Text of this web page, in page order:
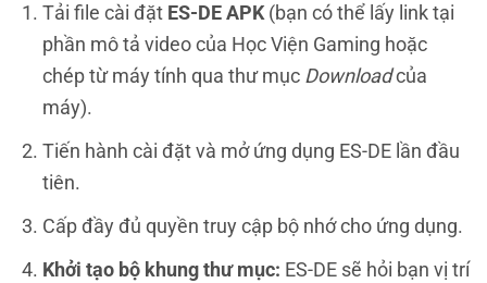
Tải file cài đặt ES-DE APK(bạn có thể lấy link tại
phần mô tả video của Học Viện Gaming hoặc
chép từ máy tính qua thư mục Downloadcủa
máy).
Tiến hành cài đặt và mở ứng dụng ES-DE lần đầu
tiên.
Cấp đầy đủ quyền truy cập bộ nhớ cho ứng dụng.
Khởi tạo bộ khung thư mục: ES-DE sẽ hỏi bạn vị trí